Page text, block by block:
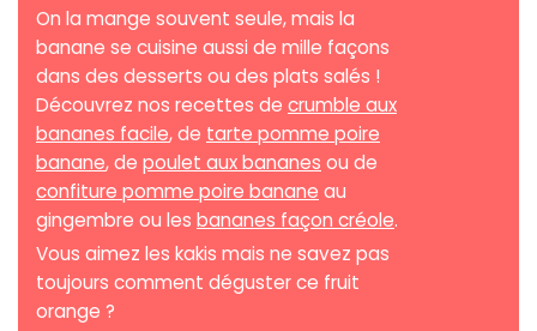
On la mange souvent seule, mais la
banane se cuisine aussi de mille façons
dans des desserts ou des plats salés !
Découvrez nos recettes de crumble aux
bananes facile, de tarte pomme poire
banane, de poulet aux bananes ou de
confiture pomme poire banane au
gingembre ou les bananes façon créole.
Vous aimez les kakis mais ne savez pas
toujours comment déguster ce fruit
orange ?